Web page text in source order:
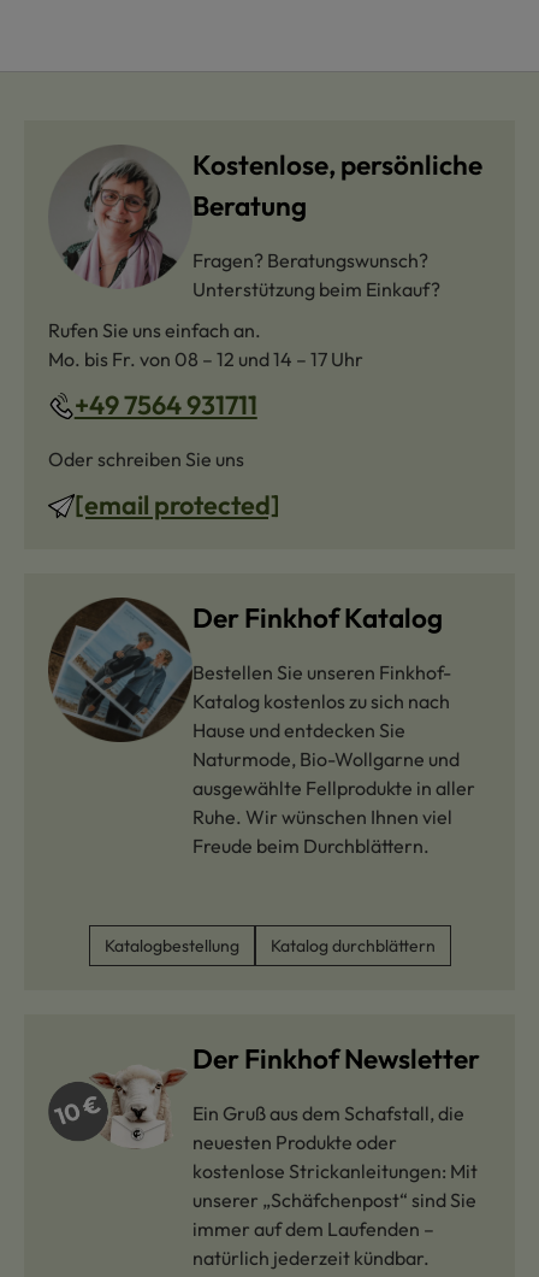
Kostenlose, persönliche
Beratung
Fragen? Beratungswunsch?
Unterstützung beim Einkauf?
Rufen Sie uns einfach an.
Mo. bis Fr. von 08 – 12 und 14 – 17 Uhr
+49 7564 931711
Oder schreiben Sie uns
[email protected]
Der Finkhof Katalog
Bestellen Sie unseren Finkhof-
Katalog kostenlos zu sich nach
Hause und entdecken Sie
Naturmode, Bio-Wollgarne und
ausgewählte Fellprodukte in aller
Ruhe. Wir wünschen Ihnen viel
Freude beim Durchblättern.
Katalogbestellung Katalog durchblättern
Der Finkhof Newsletter
Ein Gruß aus dem Schafstall, die
neuesten Produkte oder
kostenlose Strickanleitungen: Mit
unserer „Schäfchenpost“ sind Sie
immer auf dem Laufenden –
natürlich jederzeit kündbar.